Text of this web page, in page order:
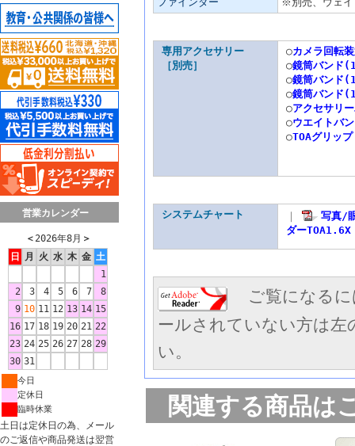
営業カレンダー
＜ 2026年8月 ＞
日
月 火 水 木 金 土
1
2
3 4 5 6 7
8
9 10 11 12 13 14 15
16 17 18 19 20 21 22
23 24 25 26 27 28 29
30 31
今日
定休日
臨時休業
土日は定休日の為、メール
のご返信や商品発送は翌営
専用アクセサリー
［別売］
○カメラ回転
○鏡筒バンド
○鏡筒バンド
○鏡筒バンド
○アクセサリ
○ウエイトバ
○TOAグリップ
システムチャート ｜
写真/
ダーTOA1.6X
ご覧になる
ールされていない方は
い。
関連する商品は